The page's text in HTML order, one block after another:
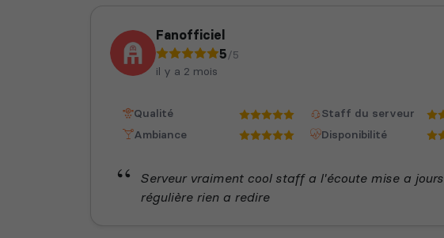
Fanofficiel
5/5
il y a 2 mois
Qualité
Staff du serveur
Ambiance
Disponibilité
Serveur vraiment cool staff a l'écoute mise a jours
régulière rien a redire